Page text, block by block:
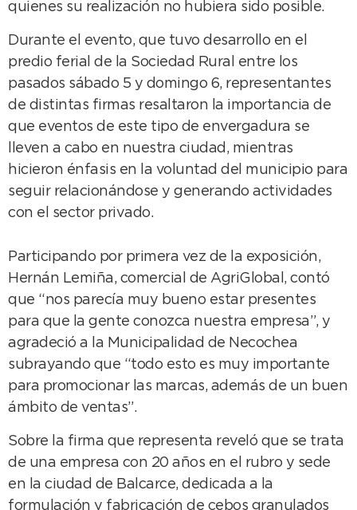
quienes su realización no hubiera sido posible.
Durante el evento, que tuvo desarrollo en el
predio ferial de la Sociedad Rural entre los
pasados sábado 5 y domingo 6, representantes
de distintas firmas resaltaron la importancia de
que eventos de este tipo de envergadura se
lleven a cabo en nuestra ciudad, mientras
hicieron énfasis en la voluntad del municipio para
seguir relacionándose y generando actividades
con el sector privado.
Participando por primera vez de la exposición,
Hernán Lemiña, comercial de AgriGlobal, contó
que “nos parecía muy bueno estar presentes
para que la gente conozca nuestra empresa”, y
agradeció a la Municipalidad de Necochea
subrayando que “todo esto es muy importante
para promocionar las marcas, además de un buen
ámbito de ventas”.
Sobre la firma que representa reveló que se trata
de una empresa con 20 años en el rubro y sede
en la ciudad de Balcarce, dedicada a la
formulación y fabricación de cebos granulados